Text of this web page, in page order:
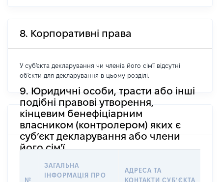
8. Корпоративні права
У суб'єкта декларування чи членів його сім'ї відсутні
об'єкти для декларування в цьому розділі.
9. Юридичні особи, трасти або інші
подібні правові утворення,
кінцевим бенефіціарним
власником (контролером) яких є
суб’єкт декларування або члени
його сім'ї
№
ЗАГАЛЬНА
ІНФОРМАЦІЯ ПРО
АДРЕСА ТА
КОНТАКТИ СУБʼЄКТА